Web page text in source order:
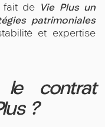
fait de Vie Plus un
patrimoniales
et expertise
le contrat
?